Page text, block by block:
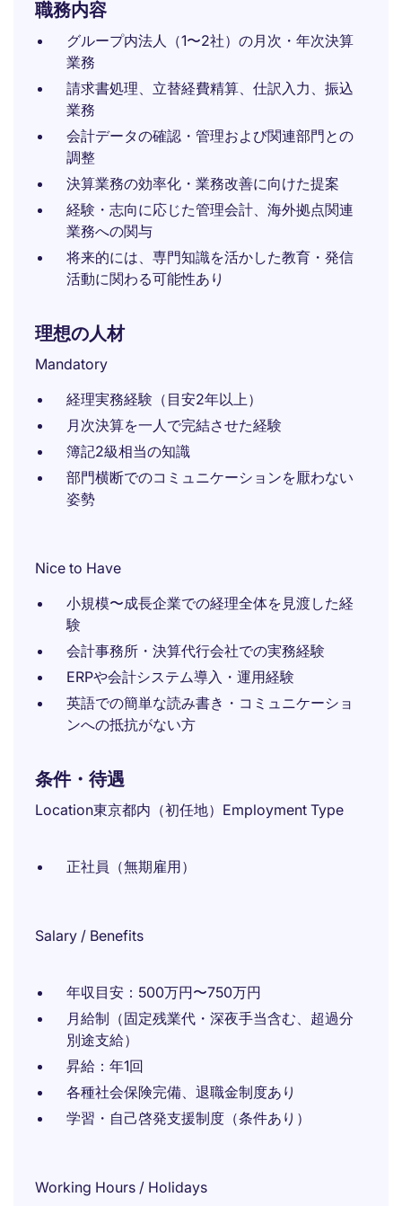
職務内容
グループ内法人（1〜2社）の月次・年次決算
業務
請求書処理、立替経費精算、仕訳入力、振込
業務
会計データの確認・管理および関連部門との
調整
決算業務の効率化・業務改善に向けた提案
経験・志向に応じた管理会計、海外拠点関連
業務への関与
将来的には、専門知識を活かした教育・発信
活動に関わる可能性あり
理想の人材
Mandatory
経理実務経験（目安2年以上）
月次決算を一人で完結させた経験
簿記2級相当の知識
部門横断でのコミュニケーションを厭わない
姿勢
Nice to Have
小規模〜成長企業での経理全体を見渡した経
験
会計事務所・決算代行会社での実務経験
ERPや会計システム導入・運用経験
英語での簡単な読み書き・コミュニケーショ
ンへの抵抗がない方
条件・待遇
Location東京都内（初任地）Employment Type
正社員（無期雇用）
Salary / Benefits
年収目安：500万円〜750万円
月給制（固定残業代・深夜手当含む、超過分
別途支給）
昇給：年1回
各種社会保険完備、退職金制度あり
学習・自己啓発支援制度（条件あり）
Working Hours / Holidays